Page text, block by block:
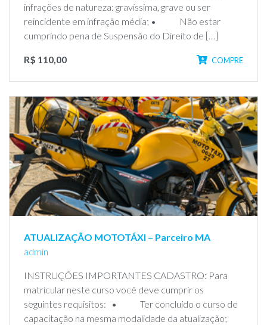
infrações de natureza: gravíssima, grave ou ser
reincidente em infração média; • Não estar
cumprindo pena de Suspensão do Direito de […]
R$ 110,00 COMPRE
ATUALIZAÇÃO MOTOTÁXI – Parceiro MA
admin
INSTRUÇÕES IMPORTANTES CADASTRO: Para
matricular neste curso você deve cumprir os
seguintes requisitos: • Ter concluído o curso de
capacitação na mesma modalidade da atualização;